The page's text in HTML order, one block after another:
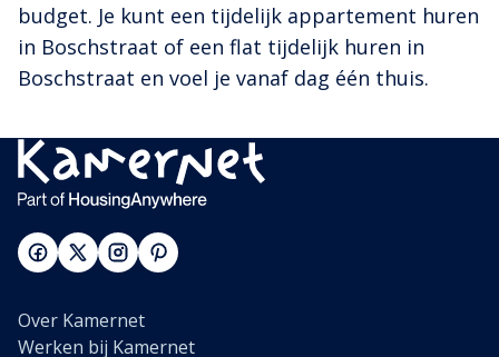
budget. Je kunt een tijdelijk appartement huren
in Boschstraat of een flat tijdelijk huren in
Boschstraat en voel je vanaf dag één thuis.
Over Kamernet
Werken bij Kamernet